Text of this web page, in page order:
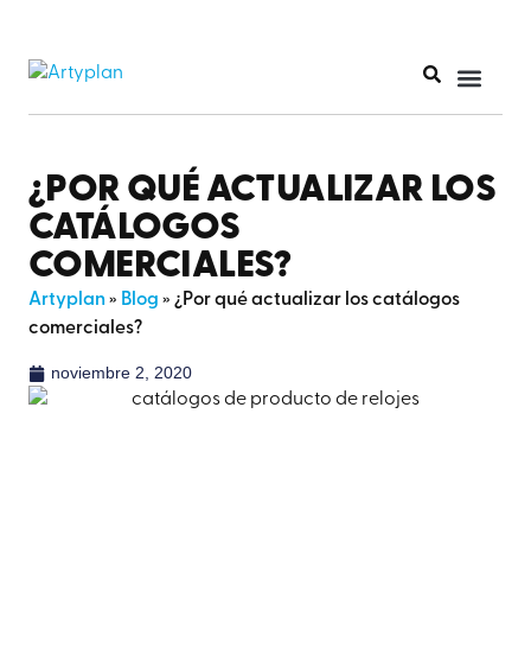
¿POR QUÉ ACTUALIZAR LOS
CATÁLOGOS
COMERCIALES?
Artyplan» Blog » ¿Por qué actualizar los catálogos
comerciales?
noviembre 2, 2020